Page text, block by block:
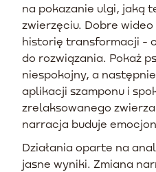
na pokazanie ulgi, jaką
zwierzęciu. Dobre
historię transformacji -
do rozwiązania. Pokaż
niespokojny, a
aplikacji szamponu i
zrelaksowanego
narracja buduje
Działania oparte na
jasne wyniki. Zmiana